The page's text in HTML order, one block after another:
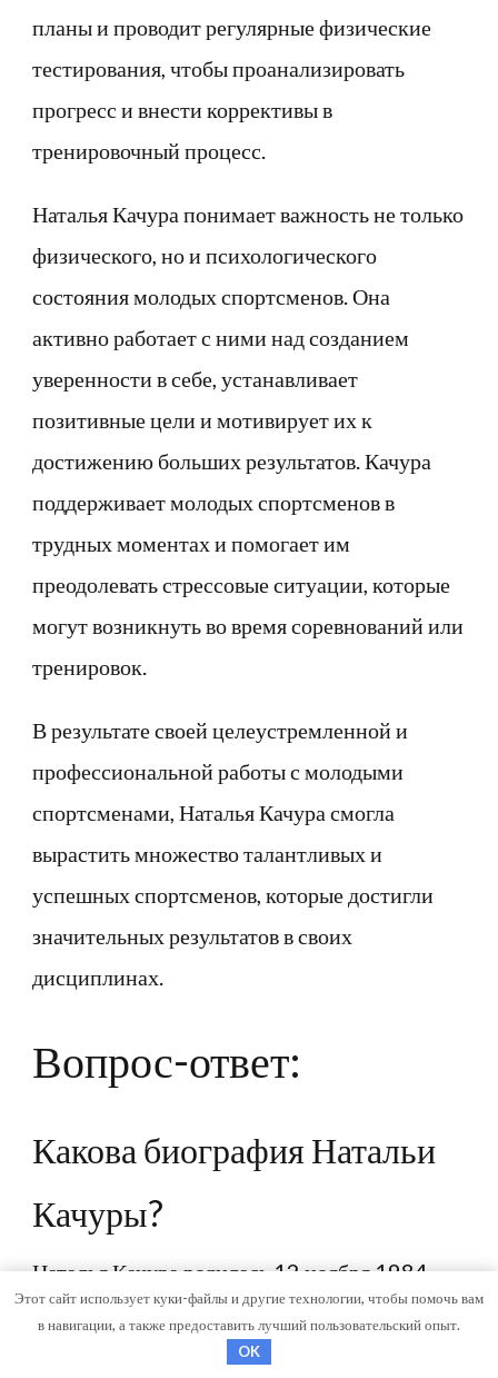
планы и проводит регулярные физические
тестирования, чтобы проанализировать
прогресс и внести коррективы в
тренировочный процесс.
Наталья Качура понимает важность не только
физического, но и психологического
состояния молодых спортсменов. Она
активно работает с ними над созданием
уверенности в себе, устанавливает
позитивные цели и мотивирует их к
достижению больших результатов. Качура
поддерживает молодых спортсменов в
трудных моментах и помогает им
преодолевать стрессовые ситуации, которые
могут возникнуть во время соревнований или
тренировок.
В результате своей целеустремленной и
профессиональной работы с молодыми
спортсменами, Наталья Качура смогла
вырастить множество талантливых и
успешных спортсменов, которые достигли
значительных результатов в своих
дисциплинах.
Вопрос-ответ:
Какова биография Натальи
Качуры?
Наталья Качура родилась 12 ноября 1984
года в городе Москве, Россия. С детства она
проявляла интерес к спорту и начала
Этот сайт использует куки-файлы и другие технологии, чтобы помочь вам
в навигации, а также предоставить лучший пользовательский опыт.
OK